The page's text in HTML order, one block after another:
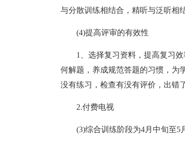
与分散训练相结合，精听与泛听相
(4)提高评审的有效性
1、选择复习资料，提高复习
何解题，养成规范答题的习惯，为
没有练习，检查有没有评价，出错
2.付费电视
(3)综合训练阶段为4月中旬至5